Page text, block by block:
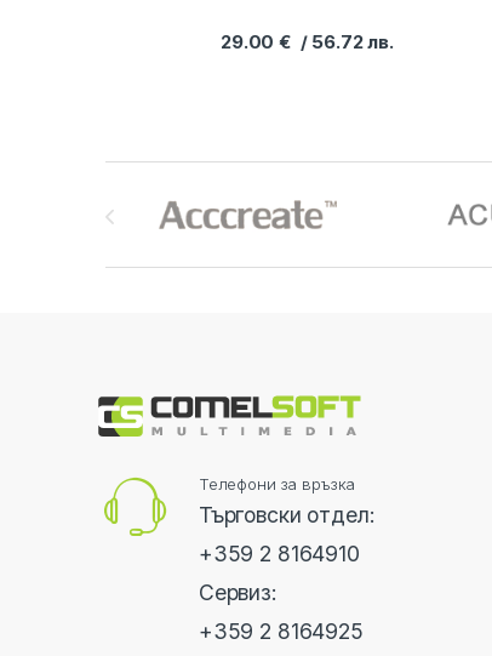
29.00€ 56.72лв.
Телефони за връзка
Търговски отдел:
+359 2 8164910
Сервиз:
+359 2 8164925